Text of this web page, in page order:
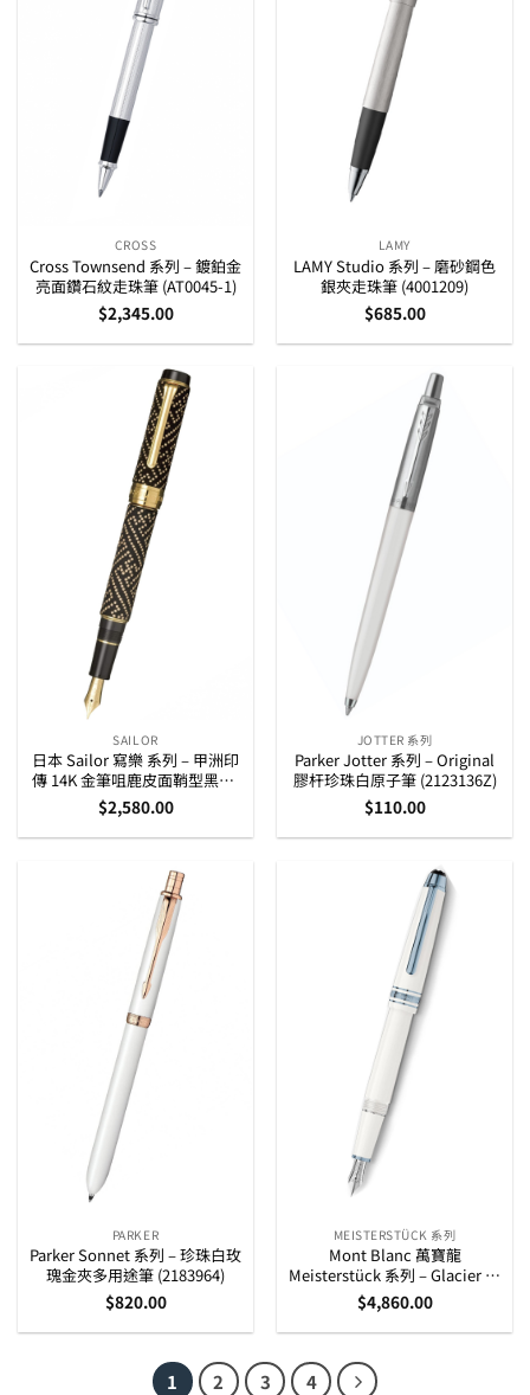
CROSS
Cross Townsend 系列 – 鍍鉑金
亮面鑽石紋走珠筆 (AT0045-1)
$2,345.00
LAMY
LAMY Studio 系列 – 磨砂鋼色
銀夾走珠筆 (4001209)
$685.00
SAILOR
日本 Sailor 寫樂 系列 – 甲洲印
傳 14K 金筆咀鹿皮面鞘型黑MF
咀墨水筆(10-3051-320)
$2,580.00
JOTTER 系列
Parker Jotter 系列 – Original
膠杆珍珠白原子筆 (2123136Z)
$110.00
PARKER
Parker Sonnet 系列 – 珍珠白玫
瑰金夾多用途筆 (2183964)
$820.00
MEISTERSTÜCK 系列
Mont Blanc 萬寶龍
Meisterstück 系列 – Glacier 白
色冰藍夾 14K 金筆咀墨水筆
(129399)
$4,860.00
1 2 3 4